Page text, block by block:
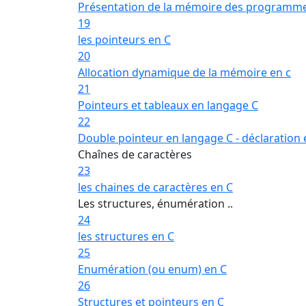
Présentation de la mémoire des
19
les pointeurs en C
20
Allocation dynamique de la mémoire en c
21
Pointeurs et tableaux en langage C
22
Double pointeur en langage C - déclaration
Chaînes de caractères
23
les chaines de caractères en C
Les structures, énumération ..
24
les structures en C
25
Enumération (ou enum) en C
26
Structures et pointeurs en C